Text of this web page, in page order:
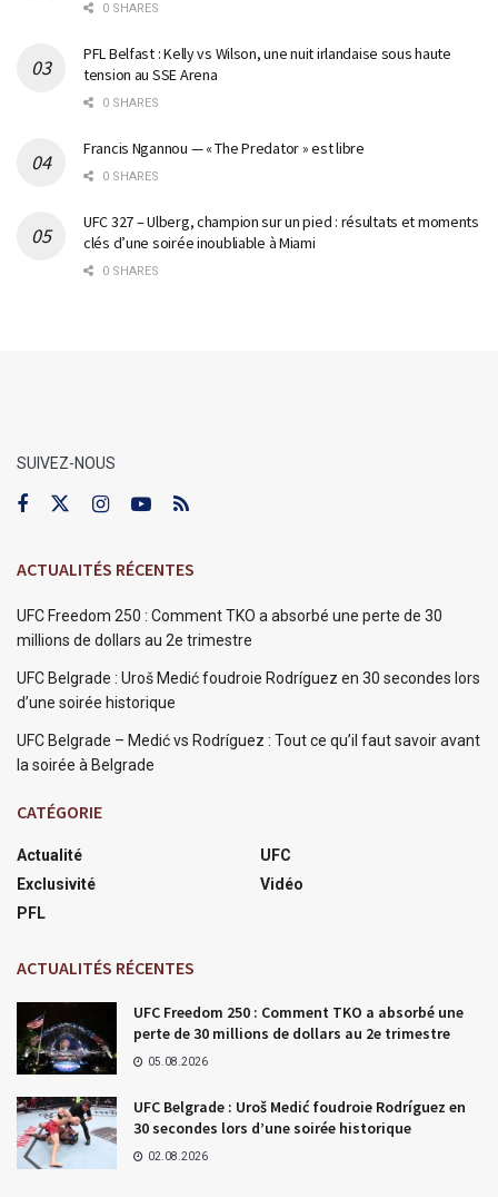
0 SHARES
PFL Belfast : Kelly vs Wilson, une nuit irlandaise sous haute
tension au SSE Arena
0 SHARES
Francis Ngannou — « The Predator » est libre
0 SHARES
UFC 327 – Ulberg, champion sur un pied : résultats et moments
clés d’une soirée inoubliable à Miami
0 SHARES
SUIVEZ-NOUS
ACTUALITÉS RÉCENTES
UFC Freedom 250 : Comment TKO a absorbé une perte de 30
millions de dollars au 2e trimestre
UFC Belgrade : Uroš Medić foudroie Rodríguez en 30 secondes lors
d’une soirée historique
UFC Belgrade – Medić vs Rodríguez : Tout ce qu’il faut savoir avant
la soirée à Belgrade
CATÉGORIE
Actualité
Exclusivité
PFL
UFC
Vidéo
ACTUALITÉS RÉCENTES
UFC Freedom 250 : Comment TKO a absorbé une
perte de 30 millions de dollars au 2e trimestre
05.08.2026
UFC Belgrade : Uroš Medić foudroie Rodríguez en
30 secondes lors d’une soirée historique
02.08.2026